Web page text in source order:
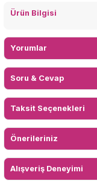
Ürün Bilgisi
Yorumlar
Soru & Cevap
Taksit Seçenekleri
Önerileriniz
Alışveriş Deneyimi